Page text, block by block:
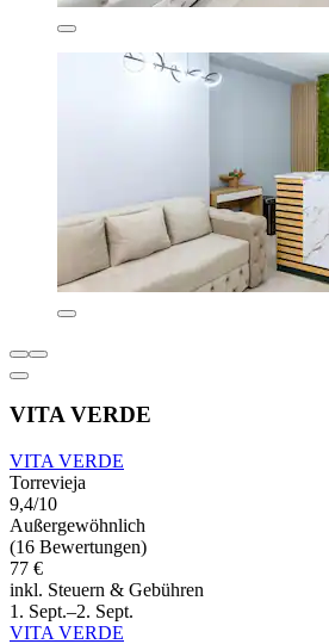
VITA VERDE
VITA VERDE
Torrevieja
9,4/10
Außergewöhnlich
(16 Bewertungen)
77 €
inkl. Steuern & Gebühren
1. Sept.–2. Sept.
VITA VERDE